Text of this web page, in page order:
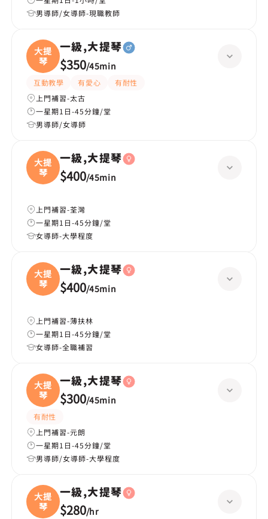
男導師/女導師-現職教師
大提
琴
一級,大提琴
$350/45min
互動教學 有愛心
有耐性
上門補習-太古
一星期1日-45分鐘/堂
男導師/女導師
大提
琴
一級,大提琴
$400/45min
上門補習-荃灣
一星期1日-45分鐘/堂
女導師-大學程度
大提
琴
一級,大提琴
$400/45min
上門補習-薄扶林
一星期1日-45分鐘/堂
女導師-全職補習
大提
琴
一級,大提琴
$300/45min
有耐性
上門補習-元朗
一星期1日-45分鐘/堂
男導師/女導師-大學程度
大提
琴
一級,大提琴
$280/hr